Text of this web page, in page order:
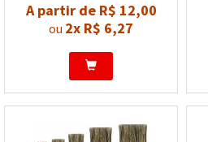
A partir de R$ 12,00
ou 2x R$ 6,27